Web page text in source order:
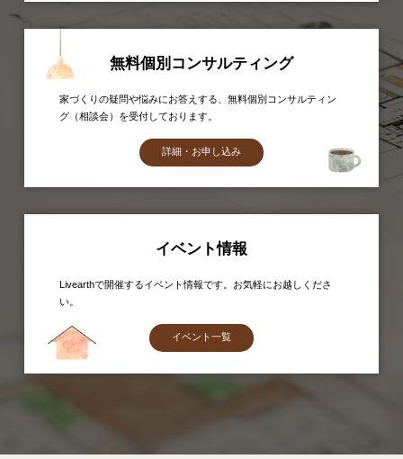
無料個別コンサルティング
家づくりの疑問や悩みにお答えする、無料個別コンサルティン
グ（相談会）を受付しております。
詳細・お申し込み
イベント情報
Livearthで開催するイベント情報です。お気軽にお越しくださ
い。
イベント一覧